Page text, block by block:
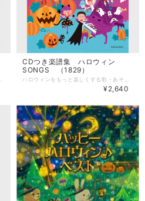
CDつき楽譜集 ハロウィン
SONGS （1829）
¥2,640